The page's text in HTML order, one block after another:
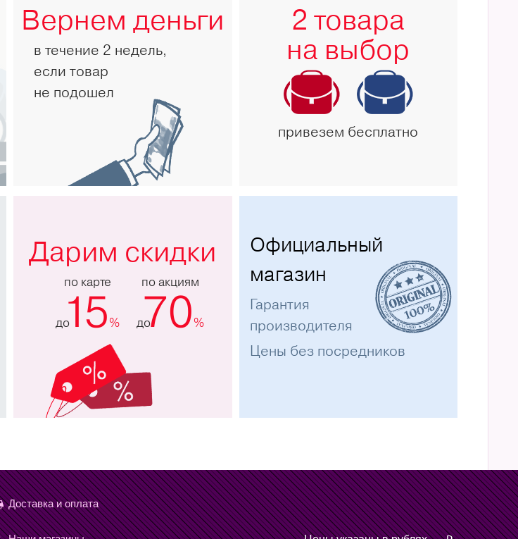
Вернем деньги
в течение 2 недель,
если товар
не подошел
2 товара
на выбор
привезем бесплатно
Дарим скидки
по карте
до15%
по акциям
до
70%
Официальный
магазин
Гарантия
производителя
Цены без посредников
Доставка и оплата